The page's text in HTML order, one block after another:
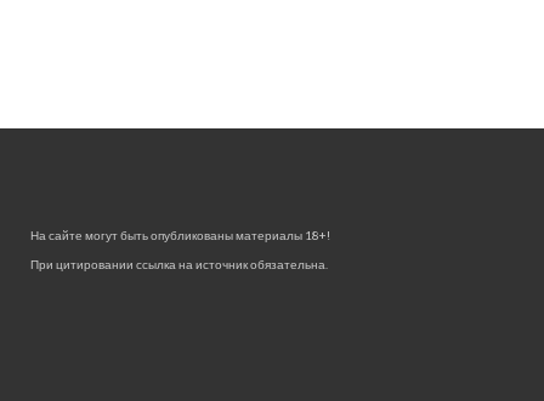
На сайте могут быть опубликованы материалы 18+!
При цитировании ссылка на источник обязательна.